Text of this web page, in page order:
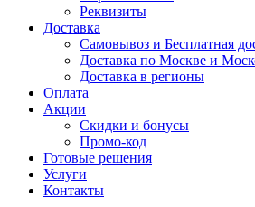
Реквизиты
Доставка
Самовывоз и Бесплатная
Доставка по Москве и
Доставка в регионы
Оплата
Акции
Скидки и бонусы
Промо-код
Готовые решения
Услуги
Контакты